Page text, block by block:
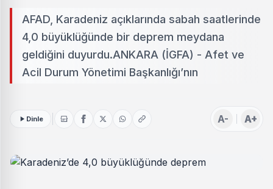
AFAD, Karadeniz açıklarında sabah saatlerinde
4,0 büyüklüğünde bir deprem meydana
geldiğini duyurdu.ANKARA (İGFA) - Afet ve
Acil Durum Yönetimi Başkanlığı’nın
Dinle A- A+